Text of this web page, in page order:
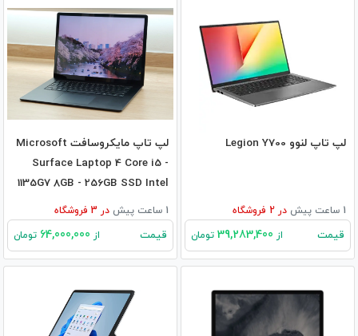
لپ تاپ لنوو Legion Y700
1 ساعت پیش در فروشگاه
قیمت از تومان
لپ تاپ مایکروسافت Microsoft
Surface Laptop 4 Core i5 -
1135G7 8GB - 256GB SSD Intel
1 ساعت پیش در فروشگاه
قیمت از تومان